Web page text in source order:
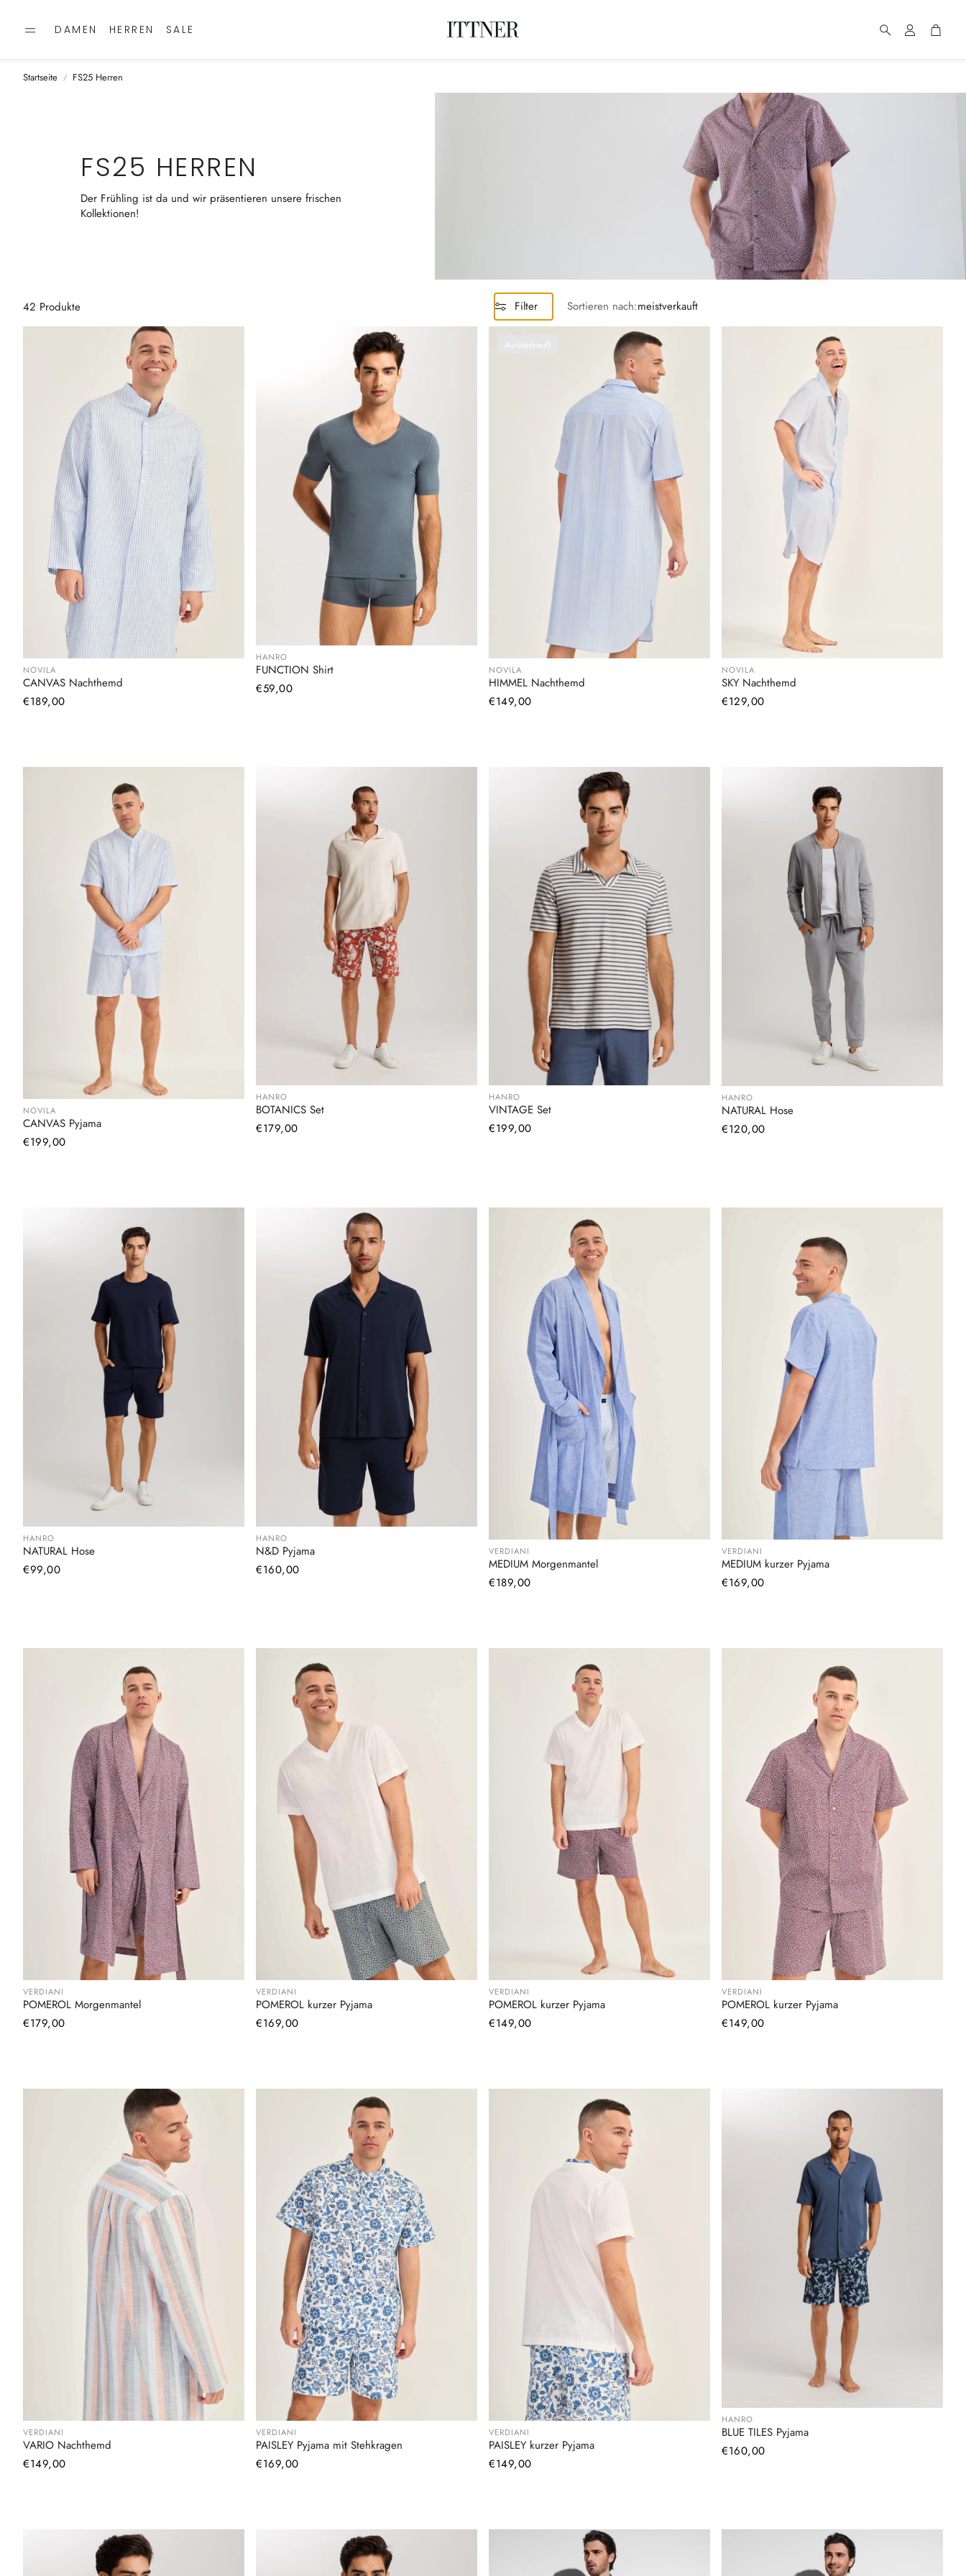
DAMEN HERREN SALE Suche AccountCart
Startseite FS25 Herren
FS25 HERREN
Der Frühling ist da und wir präsentieren unsere frischen
Kollektionen!
42 Produkte Filter Sortieren nach:meistverkauft
NOVILA
CANVAS Nachthemd
Normaler
€189,00
HANRO
FUNCTION Shirt
Normaler
€59,00
Ausverkauft
NOVILA
HIMMEL Nachthemd
Normaler
€149,00
NOVILA
SKY Nachthemd
Normaler
€129,00
NOVILA
CANVAS Pyjama
Normaler
€199,00
HANRO
BOTANICS Set
Normaler
€179,00
HANRO
VINTAGE Set
Normaler
€199,00
HANRO
NATURAL Hose
Normaler
€120,00
HANRO
NATURAL Hose
Normaler
€99,00
HANRO
N&D Pyjama
Normaler
€160,00
VERDIANI
MEDIUM Morgenmantel
Normaler
€189,00
VERDIANI
MEDIUM kurzer Pyjama
Normaler
€169,00
VERDIANI
POMEROL Morgenmantel
Normaler
€179,00
VERDIANI
POMEROL kurzer Pyjama
Normaler
€169,00
VERDIANI
POMEROL kurzer Pyjama
Normaler
€149,00
VERDIANI
POMEROL kurzer Pyjama
Normaler
€149,00
VERDIANI
VARIO Nachthemd
Normaler
€149,00
VERDIANI
PAISLEY Pyjama mit Stehkragen
Normaler
€169,00
VERDIANI
PAISLEY kurzer Pyjama
Normaler
€149,00
HANRO
BLUE TILES Pyjama
Normaler
€160,00